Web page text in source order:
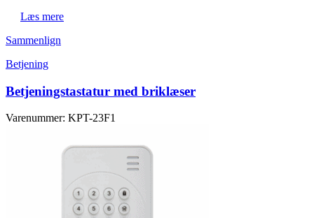
Læs mere
Sammenlign
Betjening
Betjeningstastatur med briklæser
Varenummer: KPT-23F1